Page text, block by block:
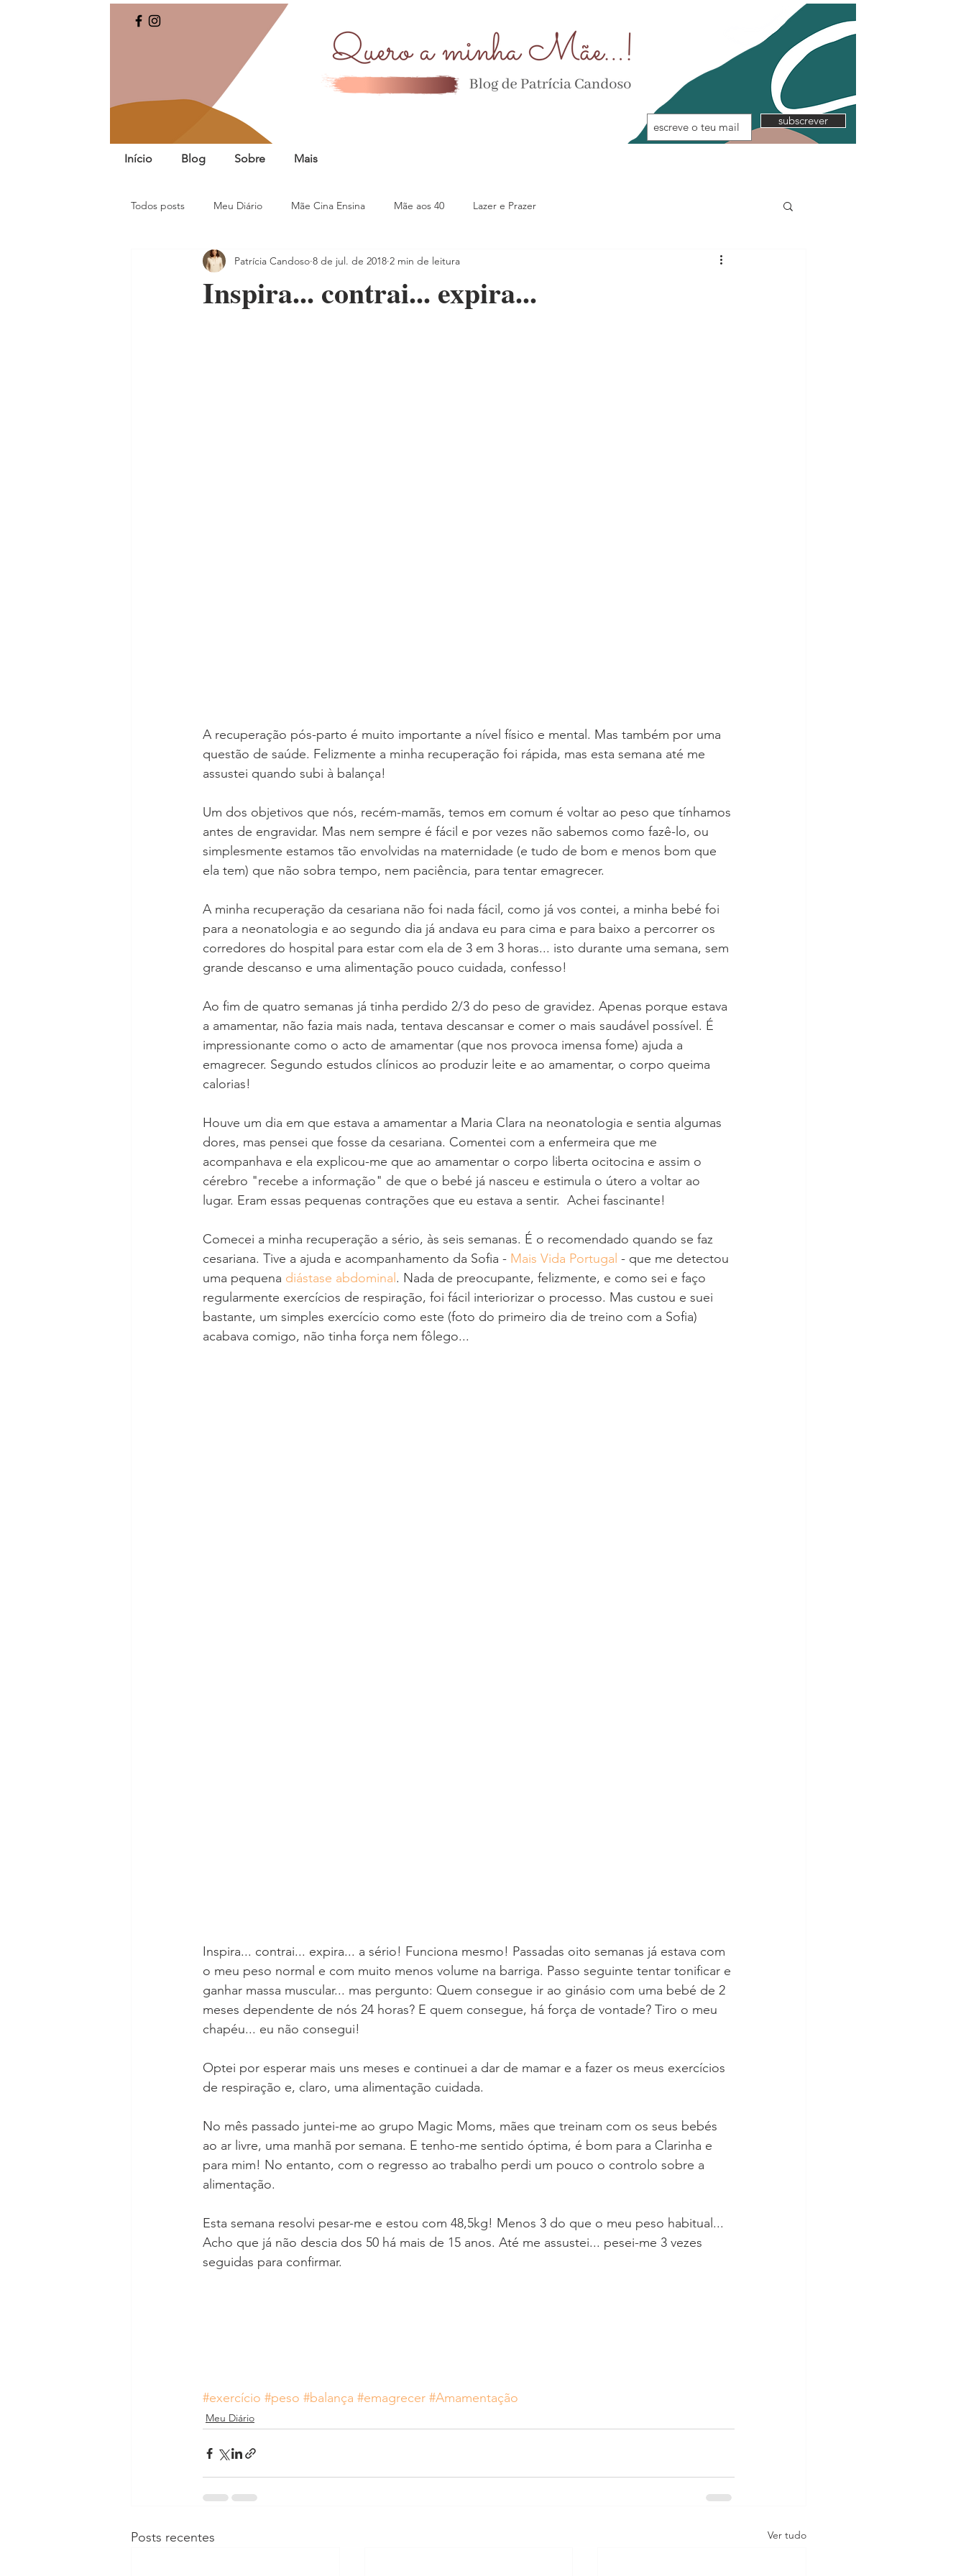
subscrever
Início Blog Sobre Mais
Todos posts Meu Diário Mãe Cina Ensina Mãe aos 40 Lazer e Prazer
Inspira... contrai... expira...
Patrícia Candoso 8 de jul. de 2018 2 min de leitura
A recuperação pós-parto é muito importante a nível físico e mental. Mas também por uma
questão de saúde. Felizmente a minha recuperação foi rápida, mas esta semana até me
assustei quando subi à balança!
Um dos objetivos que nós, recém-mamãs, temos em comum é voltar ao peso que tínhamos
antes de engravidar. Mas nem sempre é fácil e por vezes não sabemos como fazê-lo, ou
simplesmente estamos tão envolvidas na maternidade (e tudo de bom e menos bom que
ela tem) que não sobra tempo, nem paciência, para tentar emagrecer.
A minha recuperação da cesariana não foi nada fácil, como já vos contei, a minha bebé foi
para a neonatologia e ao segundo dia já andava eu para cima e para baixo a percorrer os
corredores do hospital para estar com ela de 3 em 3 horas... isto durante uma semana, sem
grande descanso e uma alimentação pouco cuidada, confesso!
Ao fim de quatro semanas já tinha perdido 2/3 do peso de gravidez. Apenas porque estava
a amamentar, não fazia mais nada, tentava descansar e comer o mais saudável possível. É
impressionante como o acto de amamentar (que nos provoca imensa fome) ajuda a
emagrecer. Segundo estudos clínicos ao produzir leite e ao amamentar, o corpo queima
calorias!
Houve um dia em que estava a amamentar a Maria Clara na neonatologia e sentia algumas
dores, mas pensei que fosse da cesariana. Comentei com a enfermeira que me
acompanhava e ela explicou-me que ao amamentar o corpo liberta ocitocina e assim o
cérebro "recebe a informação" de que o bebé já nasceu e estimula o útero a voltar ao
lugar. Eram essas pequenas contrações que eu estava a sentir.  Achei fascinante!
Comecei a minha recuperação a sério, às seis semanas. É o recomendado quando se faz
cesariana. Tive a ajuda e acompanhamento da Sofia - Mais Vida Portugal - que me detectou
uma pequena diástase abdominal . Nada de preocupante, felizmente, e como sei e faço
regularmente exercícios de respiração, foi fácil interiorizar o processo. Mas custou e suei
bastante, um simples exercício como este (foto do primeiro dia de treino com a Sofia)
acabava comigo, não tinha força nem fôlego...
Inspira... contrai... expira... a sério! Funciona mesmo! Passadas oito semanas já estava com
o meu peso normal e com muito menos volume na barriga. Passo seguinte tentar tonificar e
ganhar massa muscular... mas pergunto: Quem consegue ir ao ginásio com uma bebé de 2
meses dependente de nós 24 horas? E quem consegue, há força de vontade? Tiro o meu
chapéu... eu não consegui!
Optei por esperar mais uns meses e continuei a dar de mamar e a fazer os meus exercícios
de respiração e, claro, uma alimentação cuidada.
No mês passado juntei-me ao grupo Magic Moms, mães que treinam com os seus bebés
ao ar livre, uma manhã por semana. E tenho-me sentido óptima, é bom para a Clarinha e
para mim! No entanto, com o regresso ao trabalho perdi um pouco o controlo sobre a
alimentação.
Esta semana resolvi pesar-me e estou com 48,5kg! Menos 3 do que o meu peso habitual...
Acho que já não descia dos 50 há mais de 15 anos. Até me assustei... pesei-me 3 vezes
seguidas para confirmar.
#exercício #peso #balança #emagrecer #Amamentação
Meu Diário
Posts recentes Ver tudo